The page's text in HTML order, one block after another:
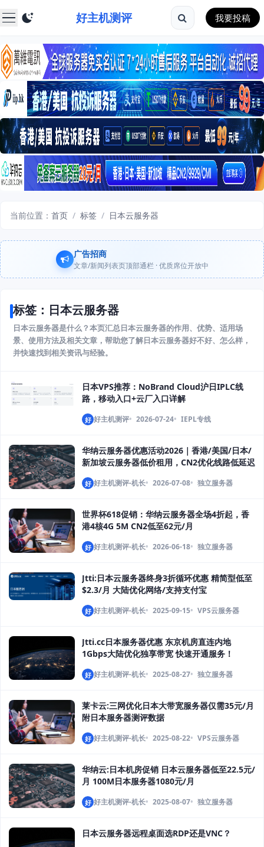
好主机测评 我要投稿
当前位置： 首页 / 标签 / 日本云服务器
广告招商
文章/新闻列表页顶部通栏 · 优质席位开放中
标签：日本云服务器
日本云服务器是什么？本页汇总日本云服务器的作用、优势、适用场
景、使用方法及相关文章，帮助您了解日本云服务器好不好、怎么样，
并快速找到相关资讯与经验。
日本VPS推荐：NoBrand Cloud沪日IPLC线
路，移动入口+云厂入口详解
好 好主机测评 2026-07-24 IEPL专线
华纳云服务器优惠活动2026｜香港/美国/日本/
新加坡云服务器低价租用，CN2优化线路低延迟
好 好主机测评-机长 2026-07-08 独立服务器
世界杯618促销：华纳云服务器全场4折起，香
港4核4G 5M CN2低至62元/月
好 好主机测评-机长 2026-06-18 独立服务器
Jtti:日本云服务器终身3折循环优惠 精简型低至
$2.3/月 大陆优化网络/支持支付宝
好 好主机测评-机长 2025-09-15 VPS云服务器
Jtti.cc日本服务器优惠 东京机房直连内地
1Gbps大陆优化独享带宽 快速开通服务！
好 好主机测评-机长 2025-08-27 独立服务器
莱卡云:三网优化日本大带宽服务器仅需35元/月
附日本服务器测评数据
好 好主机测评-机长 2025-08-22 VPS云服务器
华纳云:日本机房促销 日本云服务器低至22.5元/
月 100M日本服务器1080元/月
好 好主机测评-机长 2025-08-07 独立服务器
日本云服务器远程桌面选RDP还是VNC？